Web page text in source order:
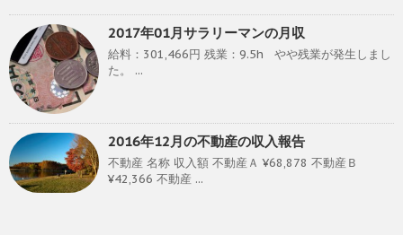
2017年01月サラリーマンの月収
給料：301,466円 残業：9.5h やや残業が発生しまし
た。 ...
2016年12月の不動産の収入報告
不動産 名称 収入額 不動産Ａ ¥68,878 不動産Ｂ
¥42,366 不動産 ...